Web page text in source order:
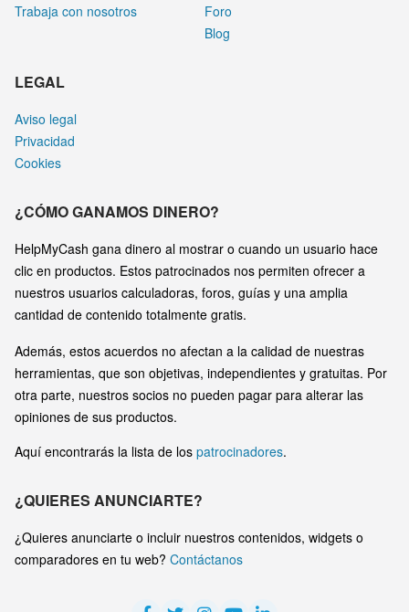
Trabaja con nosotros
Foro
Blog
LEGAL
Aviso legal
Privacidad
Cookies
¿CÓMO GANAMOS DINERO?
HelpMyCash gana dinero al mostrar o cuando un usuario hace
clic en productos. Estos patrocinados nos permiten ofrecer a
nuestros usuarios calculadoras, foros, guías y una amplia
cantidad de contenido totalmente gratis.
Además, estos acuerdos no afectan a la calidad de nuestras
herramientas, que son objetivas, independientes y gratuitas. Por
otra parte, nuestros socios no pueden pagar para alterar las
opiniones de sus productos.
Aquí encontrarás la lista de los patrocinadores.
¿QUIERES ANUNCIARTE?
¿Quieres anunciarte o incluir nuestros contenidos, widgets o
comparadores en tu web? Contáctanos